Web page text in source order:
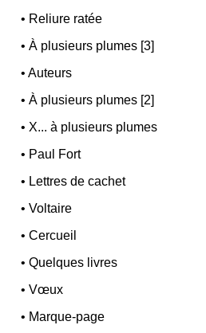
• Reliure ratée
•À plusieurs plumes [3]
•Auteurs
•À plusieurs plumes [2]
• X... à plusieurs plumes
• Paul Fort
• Lettres de cachet
•Voltaire
•Cercueil
•Quelques livres
•Vœux
• Marque-page